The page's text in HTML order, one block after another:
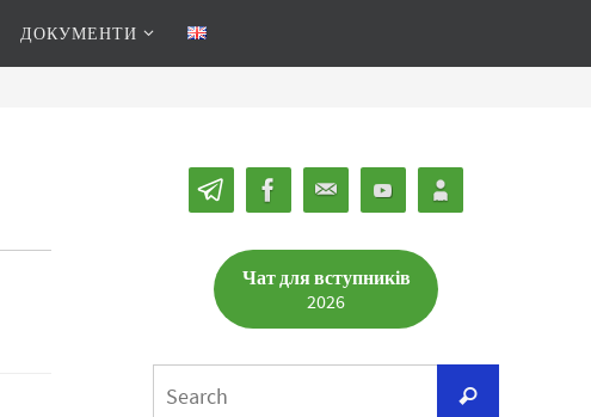
ДОКУМЕНТИ
Чат для вступників
2026